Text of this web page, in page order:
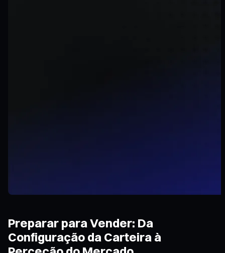
Preparar para Vender: Da
Configuração da Carteira à